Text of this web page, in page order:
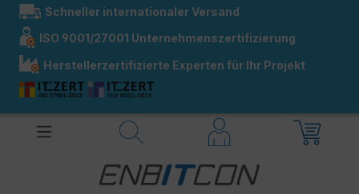
springen
Schneller internationaler Versand
ISO 9001/27001 Unternehmenszertifizierung
Herstellerzertifizierte Experten für Ihr Projekt